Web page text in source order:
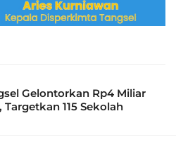
Gelontorkan Rp4 Miliar
115 Sekolah